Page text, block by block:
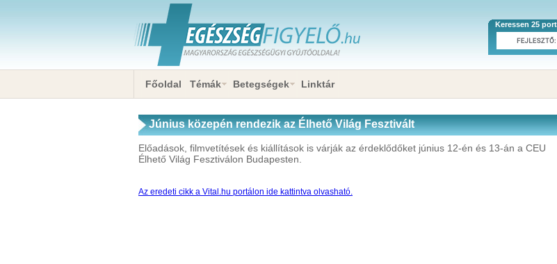
Keressen 25
Főoldal Témák Betegségek Linktár
Június közepén rendezik az Élhető Világ Fesztivált
Előadások, filmvetítések és kiállítások is várják az érdeklődőket június 12-én és 13-án a CEU
Élhető Világ Fesztiválon Budapesten.
Az eredeti cikk a Vital.hu portálon ide kattintva olvasható.